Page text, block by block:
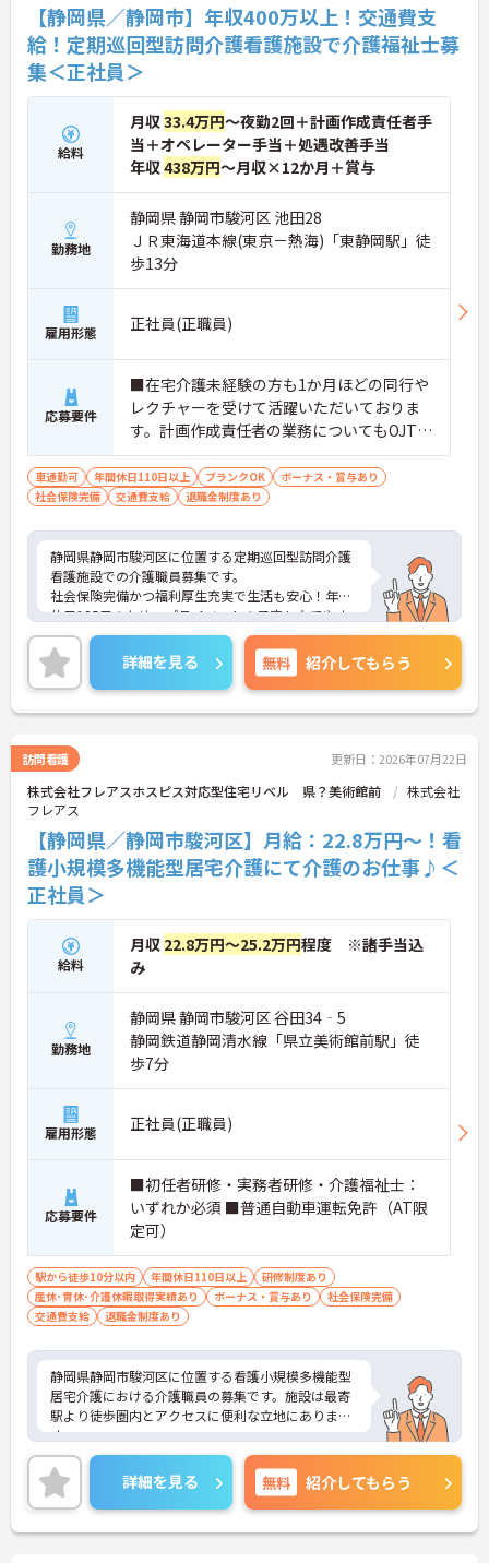
【静岡県／静岡市】年収400万以上！交通費支
給！定期巡回型訪問介護看護施設で介護福祉士募
集＜正社員＞
給料
月収33.4万円～夜勤2回＋計画作成責任者手
当＋オペレーター手当＋処遇改善手当
年収438万円～月収×12か月＋賞与
勤務地
静岡県 静岡市駿河区 池田28
ＪＲ東海道本線(東京－熱海)「東静岡駅」徒
歩13分
雇用形態 正社員(正職員)
応募要件
■在宅介護未経験の方も1か月ほどの同行や
レクチャーを受けて活躍いただいておりま
す。計画作成責任者の業務についてもOJTで
のレクチャーとすぐに相談ができる環境が
あるためご安心ください。
車通勤可 年間休日110日以上 ブランクOK
ボーナス・賞与あり
社会保険完備
交通費支給 退職金制度あり
静岡県静岡市駿河区に位置する定期巡回型訪問介護
看護施設での介護職員募集です。
社会保険完備かつ福利厚生充実で生活も安心！年間
休日125日のため、プライベートの予定も立てやす
く、両立が可能！
ご興味のある方はご面接のポイントをお伝えいたし
ますので、お気軽にご相談ください。
■ 医療と生活をトータルで支援
幅広い経験を積みたい方にぴったりです。
・訪問介護×訪問看護の連携体制
・定期訪問＋緊急時対応で多様なケースに関われる
・オペレーターを介した判断・連携スキルも身につ
く
→ 一歩踏み込んだ在宅ケア経験ができます
■ 地域密着で深く関われるやりがい
利用者の暮らしに寄り添えます。
・巡回を通じ生活背景まで把握しやすい
・継続的に関わることで信頼関係を構築
・地域の中で役割が明確なサービス
→ 「その人らしい生活」を支える実感あり
■ 主体的に関われるケア体制
やりがい重視の方にもおすすめです。
・介護職が計画作成に関わる仕組み
・サービスの組み合わせを調整し個別対応
・多職種連携でチーム医療を実践
→ 自分の考えを活かしながら働けます
詳細を見る 無料 紹介してもらう
訪問看護 更新日：2026年07月22日
株式会社フレアスホスピス対応型住宅リベル 県？美術館前
株式会社
フレアス
【静岡県／静岡市駿河区】月給：22.8万円～！看
護小規模多機能型居宅介護にて介護のお仕事♪＜
正社員＞
給料
月収 22.8万円～25.2万円程度 ※諸手当込
み
勤務地
静岡県 静岡市駿河区 谷田34‐5
静岡鉄道静岡清水線「県立美術館前駅」徒
歩7分
雇用形態 正社員(正職員)
応募要件
■初任者研修・実務者研修・介護福祉士：
いずれか必須 ■普通自動車運転免許（AT限
定可）
駅から徒歩10分以内 年間休日110日以上
研修制度あり
産休･育休･介護休暇取得実績あり
ボーナス・賞与あり
社会保険完備
交通費支給
退職金制度あり
静岡県静岡市駿河区に位置する看護小規模多機能型
居宅介護における介護職員の募集です。施設は最寄
駅より徒歩圏内とアクセスに便利な立地にありま
す。
福利厚生が充実しています。働きやすい環境が整っ
ており、安心して長くご勤務いただけます。また、
年間休日115日もあり、プライベートを大切にしな
がらご勤務いただけます。
ご興味のある方には、面接対策ポイントなど、さら
詳細を見る 無料 紹介してもらう